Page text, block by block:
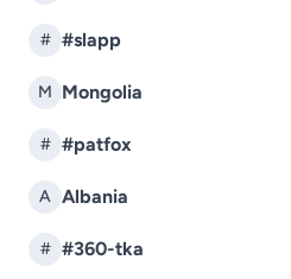
# #slapp
M Mongolia
# #patfox
A Albania
# #360-tka